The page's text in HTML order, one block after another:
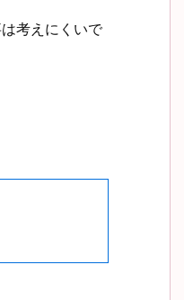
考えにくいで